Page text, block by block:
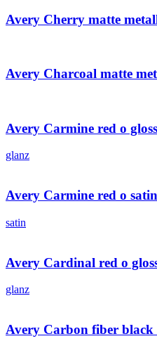
Avery Cherry matte
Avery Charcoal matte
Avery Carmine red o gloss
glanz
Avery Carmine red o satin
satin
Avery Cardinal red o
glanz
Avery Carbon fiber black